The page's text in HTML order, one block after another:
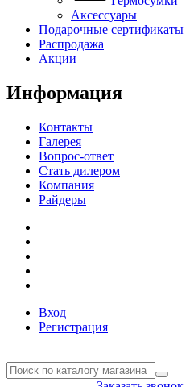
Аксессуары
Подарочные сертификаты
Распродажа
Акции
Информация
Контакты
Галерея
Вопрос-ответ
Стать дилером
Компания
Райдеры
Вход
Регистрация